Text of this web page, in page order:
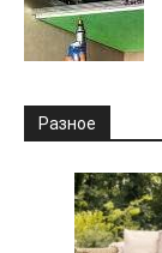
Разное